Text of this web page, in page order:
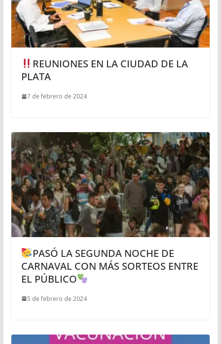
REUNIONES EN LA CIUDAD DE LA
PLATA
7 de febrero de 2024
PASÓ LA SEGUNDA NOCHE DE
CARNAVAL CON MÁS SORTEOS ENTRE
EL PÚBLICO
5 de febrero de 2024